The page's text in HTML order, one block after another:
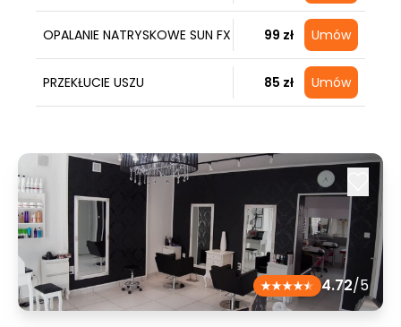
OPALANIE NATRYSKOWE SUN FX 99 zł Umów
PRZEKŁUCIE USZU 85 zł Umów
4.72/5